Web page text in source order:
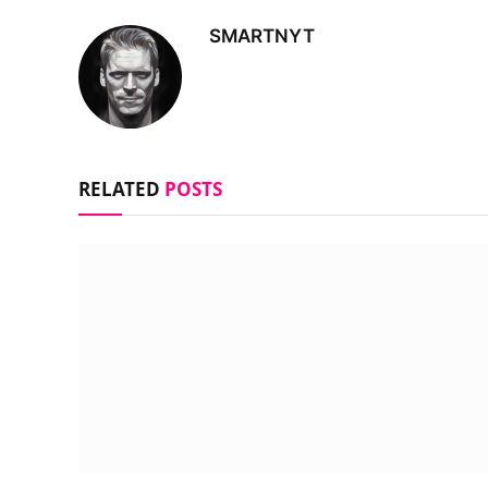
SMARTNYT
RELATED POSTS